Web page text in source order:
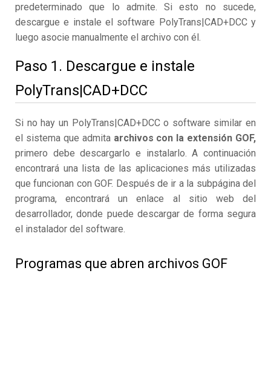
predeterminado que lo admite. Si esto no sucede,
descargue e instale el software PolyTrans|CAD+DCC y
luego asocie manualmente el archivo con él.
Paso 1. Descargue e instale
PolyTrans|CAD+DCC
Si no hay un PolyTrans|CAD+DCC o software similar en
el sistema que admita archivos con la extensión GOF,
primero debe descargarlo e instalarlo. A continuación
encontrará una lista de las aplicaciones más utilizadas
que funcionan con GOF. Después de ir a la subpágina del
programa, encontrará un enlace al sitio web del
desarrollador, donde puede descargar de forma segura
el instalador del software.
Programas que abren archivos GOF